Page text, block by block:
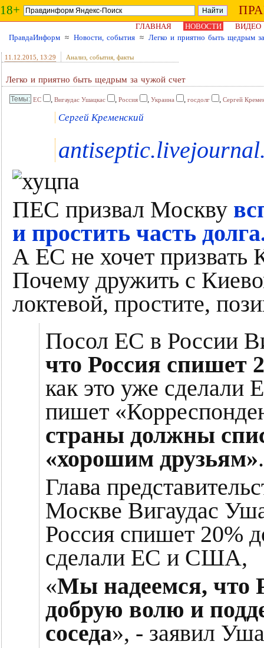
18+
ГЛАВНАЯ НОВОСТИ
ВИДЕО
ПравдаИнформ ≈ Новости, события ≈ Легко и приятно быть щедрым
11.12.2015 , 13:29 Анализ, события, факты
Легко и приятно быть щедрым за чужой счет
ЕС , Вигаудас Ушацкас , Россия , Украина , госдолг , Сергей
Сергей Кременский
ПЕС призвал Москву
и простить часть
А ЕС не хочет призвать
Почему дружить с
локтевой, простите,
Посол ЕС в России
что Россия спишет
как это уже
пишет
страны должны
«хорошим друзьям».
Глава
Москве Вигаудас
Россия спишет 20%
сделали ЕС и США,
«Мы надеемся, что
добрую волю и
соседа», - заявил